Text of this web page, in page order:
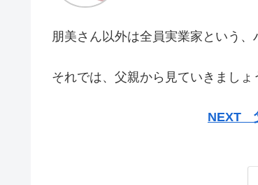
朋美さん以外は全員実業家という、
それでは、父親から見ていきましょ
NEXT